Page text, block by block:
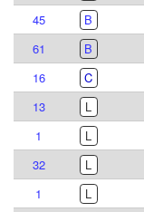
45
B
61
B
16
C
13
L
1
L
32
L
1
L